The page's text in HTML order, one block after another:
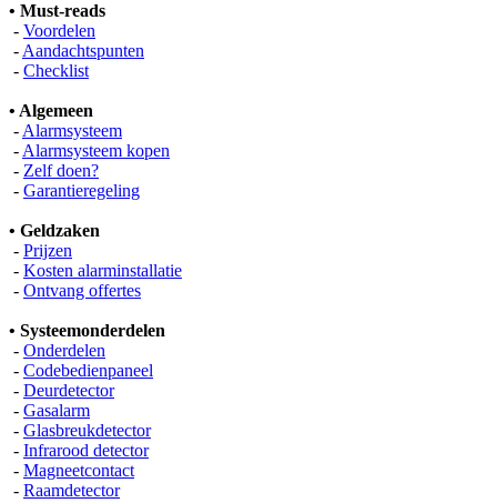
• Must-reads
- Voordelen
- Aandachtspunten
- Checklist
• Algemeen
- Alarmsysteem
- Alarmsysteem kopen
- Zelf doen?
- Garantieregeling
• Geldzaken
- Prijzen
- Kosten alarminstallatie
- Ontvang offertes
• Systeemonderdelen
- Onderdelen
- Codebedienpaneel
- Deurdetector
- Gasalarm
- Glasbreukdetector
- Infrarood detector
- Magneetcontact
- Raamdetector